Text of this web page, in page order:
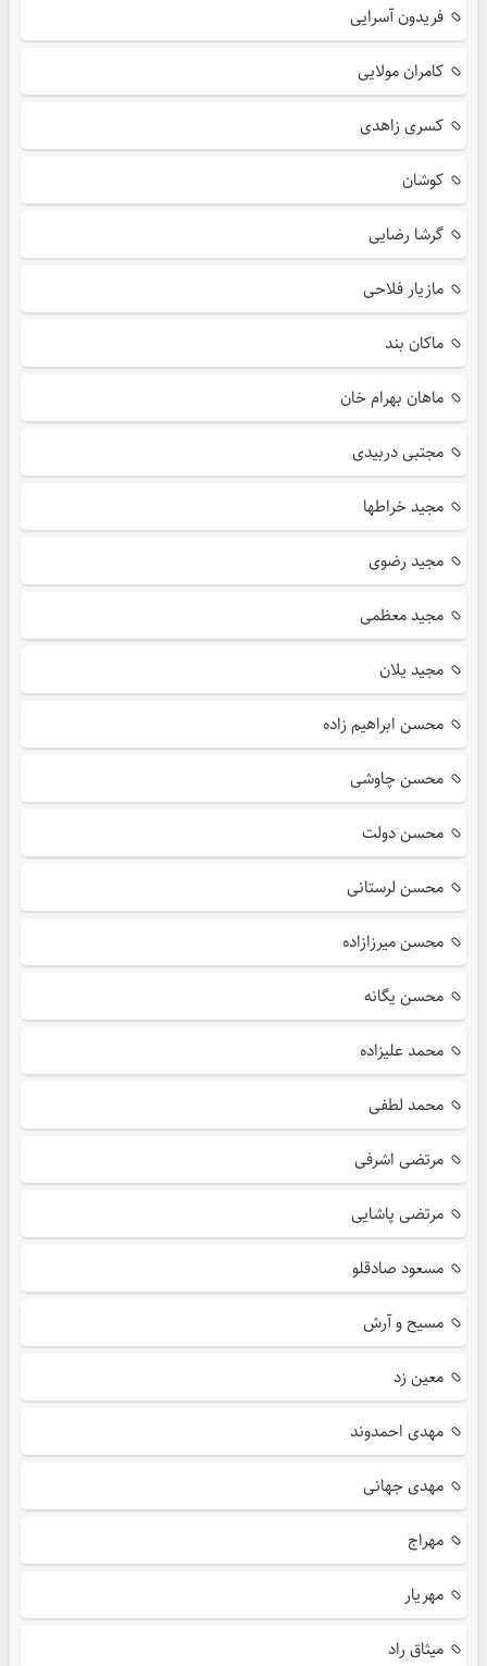
فریدون آسرایی
کامران مولایی
کسری زاهدی
کوشان
گرشا رضایی
مازیار فلاحی
ماکان بند
ماهان بهرام خان
مجتبی دربیدی
مجید خراطها
مجید رضوی
مجید معظمی
مجید یلان
محسن ابراهیم زاده
محسن چاوشی
محسن دولت
محسن لرستانی
محسن میرزازاده
محسن یگانه
محمد علیزاده
محمد لطفی
مرتضی اشرفی
مرتضی پاشایی
مسعود صادقلو
مسیح و آرش
معین زد
مهدی احمدوند
مهدی جهانی
مهراج
مهریار
میثاق راد